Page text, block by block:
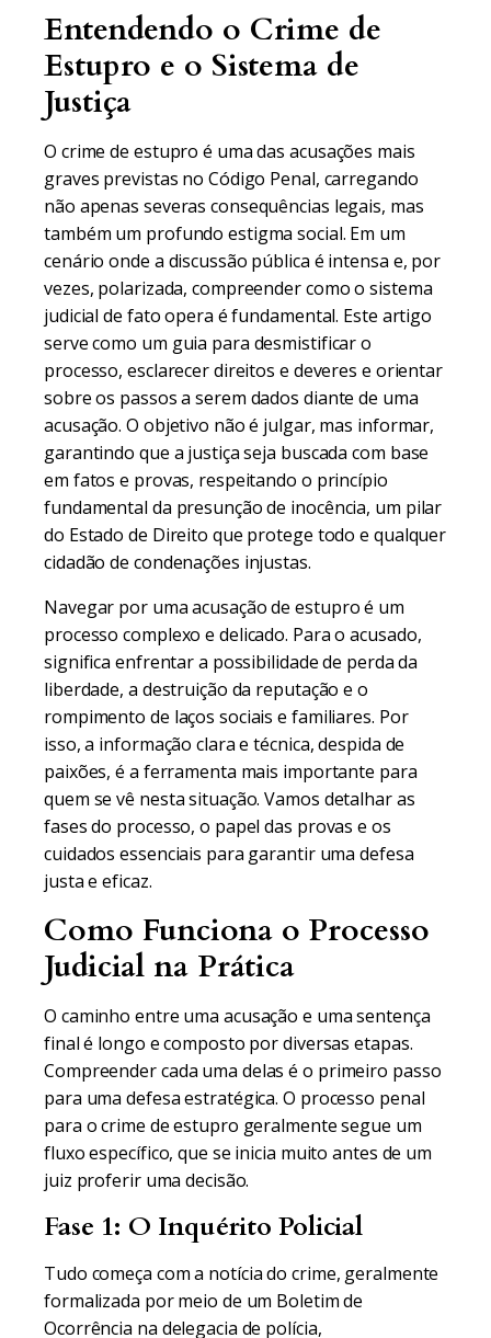
Entendendo o Crime de
Estupro e o Sistema de
Justiça
O crime de estupro é uma das acusações mais
graves previstas no Código Penal, carregando
não apenas severas consequências legais, mas
também um profundo estigma social. Em um
cenário onde a discussão pública é intensa e, por
vezes, polarizada, compreender como o sistema
judicial de fato opera é fundamental. Este artigo
serve como um guia para desmistificar o
processo, esclarecer direitos e deveres e orientar
sobre os passos a serem dados diante de uma
acusação. O objetivo não é julgar, mas informar,
garantindo que a justiça seja buscada com base
em fatos e provas, respeitando o princípio
fundamental da presunção de inocência, um pilar
do Estado de Direito que protege todo e qualquer
cidadão de condenações injustas.
Navegar por uma acusação de estupro é um
processo complexo e delicado. Para o acusado,
significa enfrentar a possibilidade de perda da
liberdade, a destruição da reputação e o
rompimento de laços sociais e familiares. Por
isso, a informação clara e técnica, despida de
paixões, é a ferramenta mais importante para
quem se vê nesta situação. Vamos detalhar as
fases do processo, o papel das provas e os
cuidados essenciais para garantir uma defesa
justa e eficaz.
Como Funciona o Processo
Judicial na Prática
O caminho entre uma acusação e uma sentença
final é longo e composto por diversas etapas.
Compreender cada uma delas é o primeiro passo
para uma defesa estratégica. O processo penal
para o crime de estupro geralmente segue um
fluxo específico, que se inicia muito antes de um
juiz proferir uma decisão.
Fase 1: O Inquérito Policial
Tudo começa com a notícia do crime, geralmente
formalizada por meio de um Boletim de
Ocorrência na delegacia de polícia,